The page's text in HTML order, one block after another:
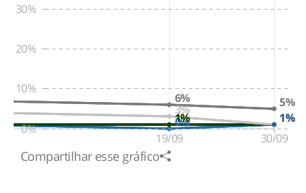
0%
10%
20%
30%
19/09 30/09
1% 1%
1%
1%
0% 1%
3%
1%
6% 5%
Compartilhar esse gráfico